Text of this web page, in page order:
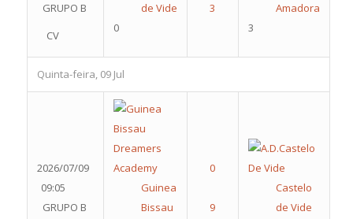
GRUPO B
CV
de Vide
0
Amadora
3
Quinta-feira, 09 Jul
2026/07/09
09:05
GRUPO B
Guinea
Bissau
Castelo
de Vide